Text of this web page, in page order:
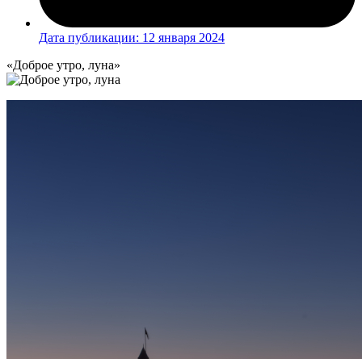
Дата публикации: 12 января 2024
«Доброе утро, луна»